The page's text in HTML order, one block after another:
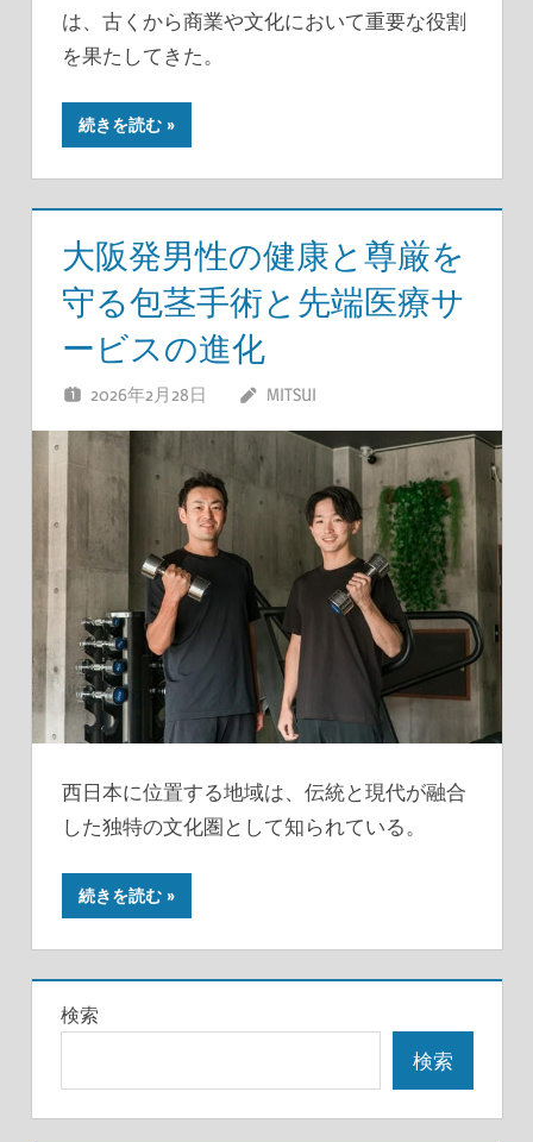
は、古くから商業や文化において重要な役割
を果たしてきた。
続きを読む
大阪発男性の健康と尊厳を
守る包茎手術と先端医療サ
ービスの進化
2026年2月28日 MITSUI
西日本に位置する地域は、伝統と現代が融合
した独特の文化圏として知られている。
続きを読む
検索
検索